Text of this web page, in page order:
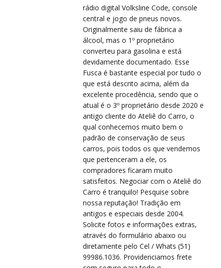
rádio digital Volksline Code, console
central e jogo de pneus novos.
Originalmente saiu de fábrica a
álcool, mas o 1º proprietário
converteu para gasolina e está
devidamente documentado. Esse
Fusca é bastante especial por tudo o
que está descrito acima, além da
excelente procedência, sendo que o
atual é o 3º proprietário desde 2020 e
antigo cliente do Ateliê do Carro, o
qual conhecemos muito bem o
padrão de conservação de seus
carros, pois todos os que vendemos
que pertenceram a ele, os
compradores ficaram muito
satisfeitos. Negociar com o Ateliê do
Carro é tranquilo! Pesquise sobre
nossa reputação! Tradição em
antigos e especiais desde 2004.
Solicite fotos e informações extras,
através do formulário abaixo ou
diretamente pelo Cel / Whats (51)
99986.1036. Providenciamos frete